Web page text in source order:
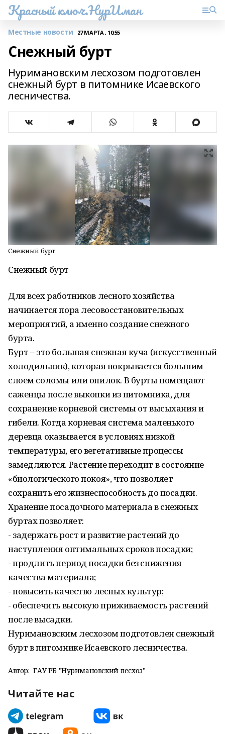
Красный ключ.НурИман
Местные новости 27 МАРТА , 10:55
Снежный бурт
Нуримановским лесхозом подготовлен
снежный бурт в питомнике Исаевского
лесничества.
Снежный бурт
Снежный бурт
Для всех работников лесного хозяйства
начинается пора лесовосстановительных
мероприятий, а именно создание снежного
бурта.
Бурт – это большая снежная куча (искусственный
холодильник), которая покрывается большим
слоем соломы или опилок. В бурты помещают
саженцы после выкопки из питомника, для
сохранение корневой системы от высыхания и
гибели. Когда корневая система маленького
деревца оказывается в условиях низкой
температуры, его вегетативные процессы
замедляются. Растение переходит в состояние
«биологического покоя», что позволяет
сохранить его жизнеспособность до посадки.
Хранение посадочного материала в снежных
буртах позволяет:
- задержать рост и развитие растений до
наступления оптимальных сроков посадки;
- продлить период посадки без снижения
качества материала;
- повысить качество лесных культур;
- обеспечить высокую приживаемость растений
после высадки.
Нуримановским лесхозом подготовлен снежный
бурт в питомнике Исаевского лесничества.
Автор: ГАУ РБ "Нуримановский лесхоз"
Читайте нас